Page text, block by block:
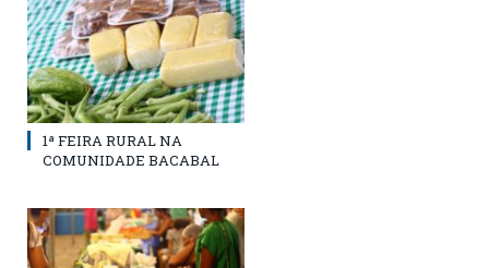
1ª FEIRA RURAL NA
COMUNIDADE BACABAL